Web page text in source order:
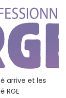
arrive et les
RGE